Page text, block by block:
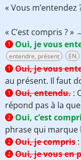
« Vous m’entendez
« C’est compris ? »
1
Oui, je vous
entendre, présent EN
1 Oui, je vous
au présent. Il faut
1 Oui, entendu. :
répond pas à la
2 Oui, c’est
phrase qui marque
2 Oui, je compris :
2 Oui, je vous en